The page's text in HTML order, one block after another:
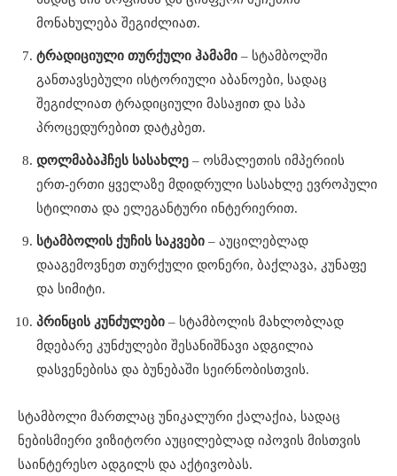
მონახულება შეგიძლიათ.
ტრადიციული თურქული ჰამამი – სტამბოლში
განთავსებული ისტორიული აბანოები, სადაც
შეგიძლიათ ტრადიციული მასაჟით და სპა
პროცედურებით დატკბეთ.
დოლმაბაჰჩეს სასახლე – ოსმალეთის იმპერიის
ერთ-ერთი ყველაზე მდიდრული სასახლე ევროპული
სტილითა და ელეგანტური ინტერიერით.
სტამბოლის ქუჩის საკვები – აუცილებლად
დააგემოვნეთ თურქული დონერი, ბაქლავა, კუნაფე
და სიმიტი.
პრინცის კუნძულები – სტამბოლის მახლობლად
მდებარე კუნძულები შესანიშნავი ადგილია
დასვენებისა და ბუნებაში სეირნობისთვის.
სტამბოლი მართლაც უნიკალური ქალაქია, სადაც
ნებისმიერი ვიზიტორი აუცილებლად იპოვის მისთვის
საინტერესო ადგილს და აქტივობას.